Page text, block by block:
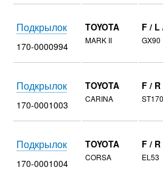
Подкрылок
170-0000994
TOYOTA
MARK II
F / L
GX90
Подкрылок
170-0001003
TOYOTA
CARINA
F / R
ST170
Подкрылок
170-0001004
TOYOTA
CORSA
F / R
EL53